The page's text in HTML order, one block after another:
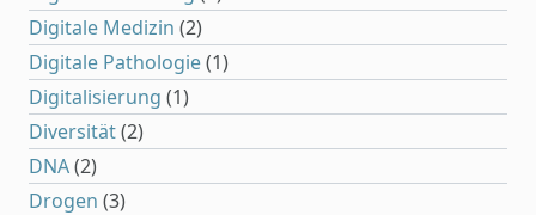
Digitale Medizin (2)
Digitale Pathologie(1)
Digitalisierung (1)
Diversität(2)
DNA(2)
Drogen (3)